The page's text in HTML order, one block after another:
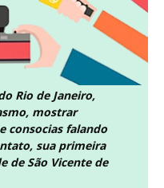
Rio de Janeiro,
mostrar
consocias falando
sua primeira
de São Vicente de